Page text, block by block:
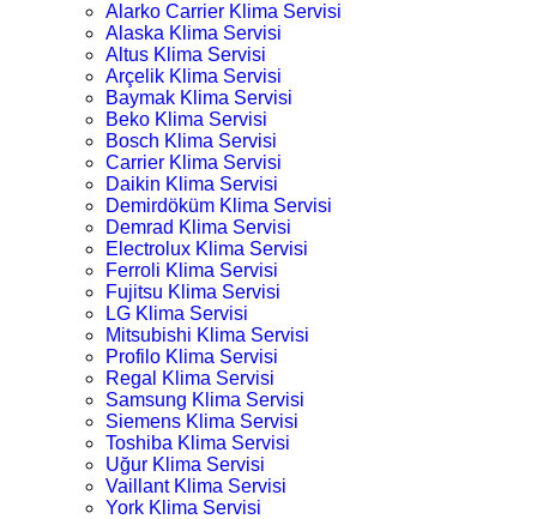
Alarko Carrier Klima Servisi
Alaska Klima Servisi
Altus Klima Servisi
Arçelik Klima Servisi
Baymak Klima Servisi
Beko Klima Servisi
Bosch Klima Servisi
Carrier Klima Servisi
Daikin Klima Servisi
Demirdöküm Klima Servisi
Demrad Klima Servisi
Electrolux Klima Servisi
Ferroli Klima Servisi
Fujitsu Klima Servisi
LG Klima Servisi
Mitsubishi Klima Servisi
Profilo Klima Servisi
Regal Klima Servisi
Samsung Klima Servisi
Siemens Klima Servisi
Toshiba Klima Servisi
Uğur Klima Servisi
Vaillant Klima Servisi
York Klima Servisi